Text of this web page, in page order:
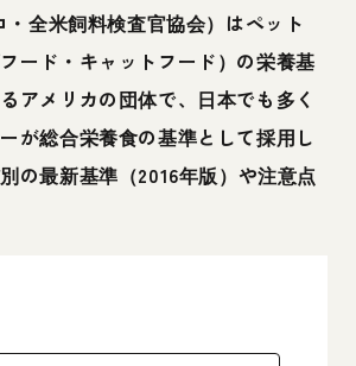
全米飼料検査官協会）はペット
ード・キャットフード）の栄養基
アメリカの団体で、日本でも多く
が総合栄養食の基準として採用し
の最新基準（2016年版）や注意点